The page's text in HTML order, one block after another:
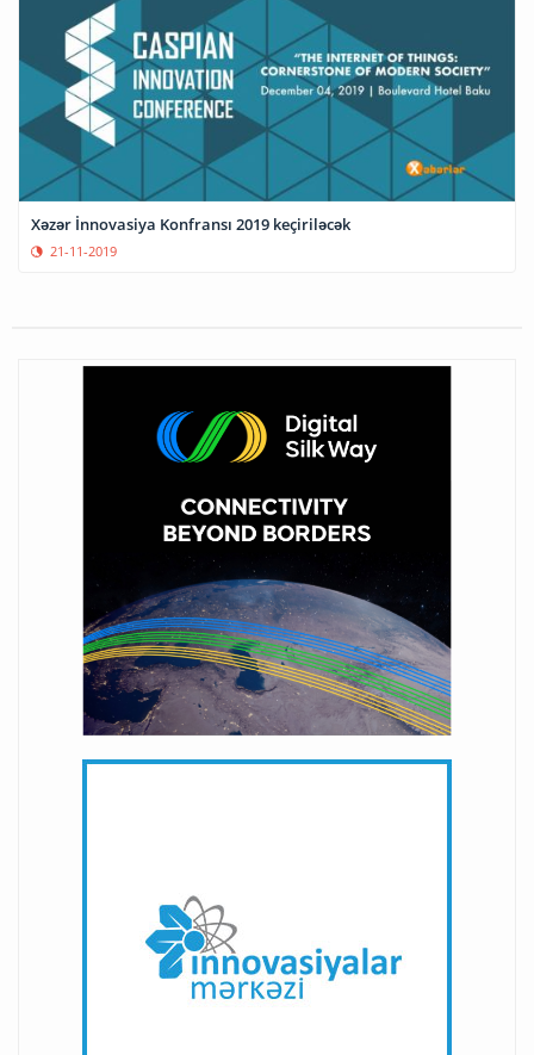
Xəzər İnnovasiya Konfransı 2019 keçiriləcək
21-11-2019